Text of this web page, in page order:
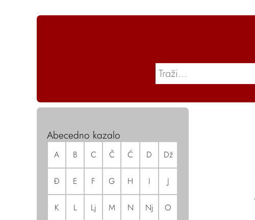
Abecedno kazalo
A B C Č Ć D Dž
Đ E F G H I J
K L Lj M N Nj O